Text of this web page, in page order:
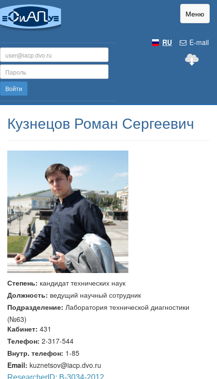
Меню
E-mail
RU
Войти
Кузнецов Роман Сергеевич
Степень: кандидат технических наук
Должность: ведущий научный сотрудник
Подразделение: Лаборатория технической диагностики
(№63)
Кабинет: 431
Телефон: 2-317-544
Внутр. телефон: 1-85
Email: kuznetsov@iacp.dvo.ru
ResearcherID: B-3034-2012